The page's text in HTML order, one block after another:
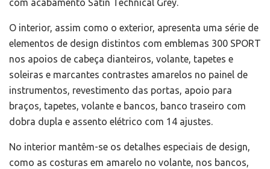
com acabamento Satin Technical Grey.
O interior, assim como o exterior, apresenta uma série de
elementos de design distintos com emblemas 300 SPORT
nos apoios de cabeça dianteiros, volante, tapetes e
soleiras e marcantes contrastes amarelos no painel de
instrumentos, revestimento das portas, apoio para
braços, tapetes, volante e bancos, banco traseiro com
dobra dupla e assento elétrico com 14 ajustes.
No interior mantêm-se os detalhes especiais de design,
como as costuras em amarelo no volante, nos bancos,